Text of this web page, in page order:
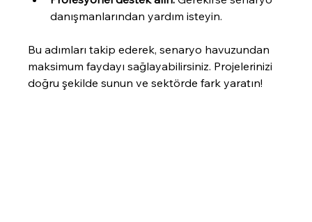
danışmanlarından yardım isteyin.
Bu adımları takip ederek, senaryo havuzundan
maksimum faydayı sağlayabilirsiniz. Projelerinizi
doğru şekilde sunun ve sektörde fark yaratın!